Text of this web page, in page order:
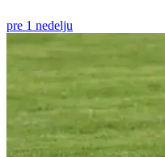
pre 1 nedelju